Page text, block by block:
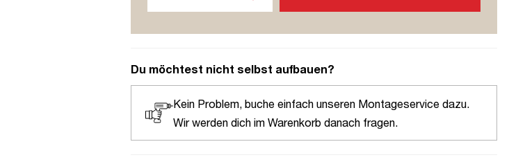
Du möchtest nicht selbst aufbauen?
Kein Problem, buche einfach unseren Montageservice dazu.
Wir werden dich im Warenkorb danach fragen.